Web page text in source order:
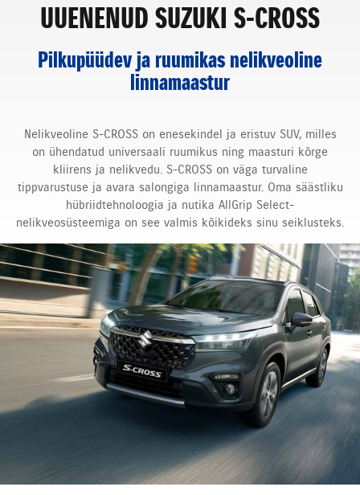
UUENENUD SUZUKI S-CROSS
Pilkupüüdev ja ruumikas nelikveoline
linnamaastur
Nelikveoline S-CROSS on enesekindel ja eristuv SUV, milles
on ühendatud universaali ruumikus ning maasturi kõrge
kliirens ja nelikvedu. S-CROSS on väga turvaline
tippvarustuse ja avara salongiga linnamaastur. Oma säästliku
hübriidtehnoloogia ja nutika AllGrip Select-
nelikveosüsteemiga on see valmis kõikideks sinu seiklusteks.